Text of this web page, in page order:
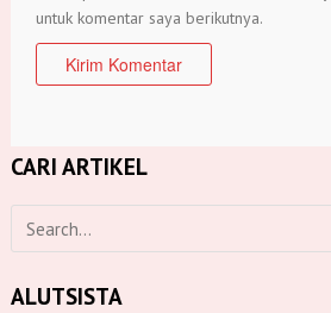
untuk komentar saya berikutnya.
CARI ARTIKEL
ALUTSISTA